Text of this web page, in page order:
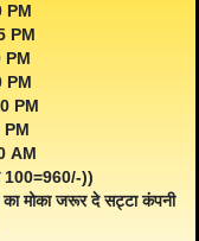
PM
PM
PM
PM
PM
PM
AM
100=960/-))
मोका जरूर दे सट्टा कंपनी